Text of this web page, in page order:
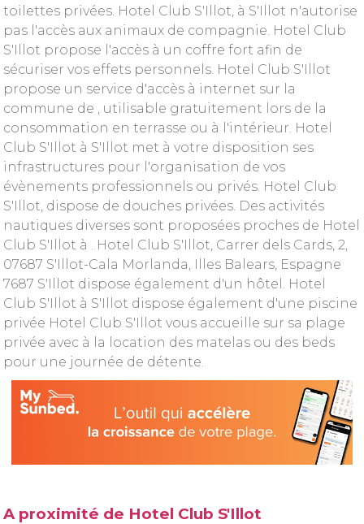
toilettes privées. Hotel Club S'Illot, à S'Illot n'autorise
pas l'accès aux animaux de compagnie. Hotel Club
S'Illot propose l'accès à un coffre fort afin de
sécuriser vos effets personnels. Hotel Club S'Illot
propose un service d'accès à internet sur la
commune de , utilisable gratuitement lors de la
consommation en terrasse ou à l'intérieur. Hotel
Club S'Illot à S'Illot met à votre disposition ses
infrastructures pour l'organisation de vos
évènements professionnels ou privés. Hotel Club
S'Illot, dispose de douches privées. Des activités
nautiques diverses sont proposées proches de Hotel
Club S'Illot à . Hotel Club S'Illot, Carrer dels Cards, 2,
07687 S'Illot-Cala Morlanda, Illes Balears, Espagne
7687 S'Illot dispose également d'un hôtel. Hotel
Club S'Illot à S'Illot dispose également d'une piscine
privée Hotel Club S'Illot vous accueille sur sa plage
privée avec à la location des matelas ou des beds
pour une journée de détente.
A proximité de Hotel Club S'Illot